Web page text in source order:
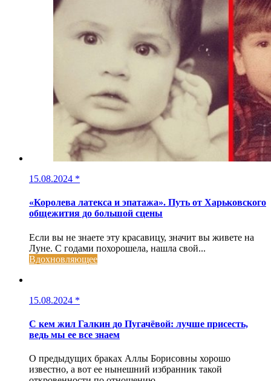
15.08.2024 *
«Королева латекса и эпатажа». Путь от Харьковского
общежития до большой сцены
Если вы не знаете эту красавицу, значит вы живете на
Луне. С годами похорошела, нашла свой...
Вдохновляющее
15.08.2024 *
С кем жил Галкин до Пугачёвой: лучше присесть,
ведь мы ее все знаем
О предыдущих браках Аллы Борисовны хорошо
известно, а вот ее нынешний избранник такой